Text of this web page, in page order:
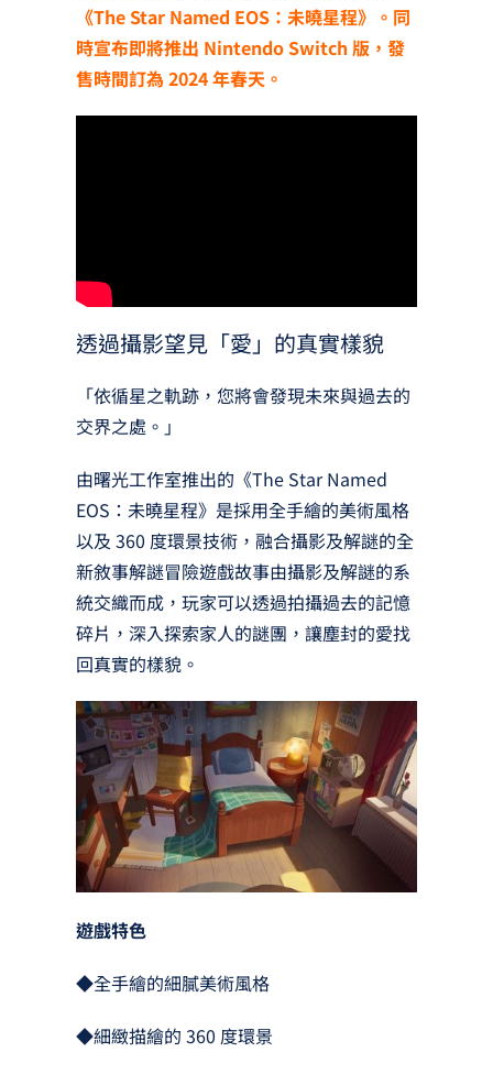
《The Star Named EOS：未曉星程》。同
時宣布即將推出 Nintendo Switch 版，發
售時間訂為 2024 年春天。
透過攝影望見「愛」的真實樣貌
「依循星之軌跡，您將會發現未來與過去的
交界之處。」
由曙光工作室推出的《The Star Named
EOS：未曉星程》是採用全手繪的美術風格
以及 360 度環景技術，融合攝影及解謎的全
新敘事解謎冒險遊戲故事由攝影及解謎的系
統交織而成，玩家可以透過拍攝過去的記憶
碎片，深入探索家人的謎團，讓塵封的愛找
回真實的樣貌。
遊戲特色
◆全手繪的細膩美術風格
◆細緻描繪的 360 度環景